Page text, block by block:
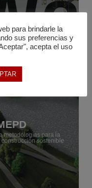
metodologías para la
sostenible
para brindarle la
sus preferencias y
acepta el uso